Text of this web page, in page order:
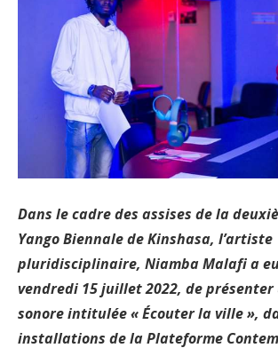
Dans le cadre des assises de la
Yango Biennale de Kinshasa, l’artiste
pluridisciplinaire, Niamba Malafi a eu
vendredi 15 juillet 2022, de
sonore intitulée « Écouter la ville »,
installations de la Plateforme